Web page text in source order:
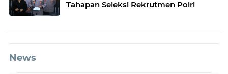
Tahapan Seleksi Rekrutmen Polri
News